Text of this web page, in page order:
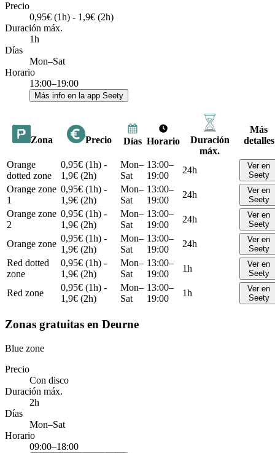
Precio
0,95€ (1h) - 1,9€ (2h)
Duración máx.
1h
Días
Mon–Sat
Horario
13:00–19:00
Más info en la app Seety
Zona Precio Días Horario
Duración
máx.
Más
detalles
Orange
dotted zone
0,95€ (1h) -
1,9€ (2h)
Mon–
Sat
13:00–
19:00
24h
Ver en
Seety
Orange zone
1
0,95€ (1h) -
1,9€ (2h)
Mon–
Sat
13:00–
19:00
24h
Ver en
Seety
Orange zone
2
0,95€ (1h) -
1,9€ (2h)
Mon–
Sat
13:00–
19:00
24h
Ver en
Seety
Orange zone
0,95€ (1h) -
1,9€ (2h)
Mon–
Sat
13:00–
19:00
24h
Ver en
Seety
Red dotted
zone
0,95€ (1h) -
1,9€ (2h)
Mon–
Sat
13:00–
19:00
1h
Ver en
Seety
Red zone
0,95€ (1h) -
1,9€ (2h)
Mon–
Sat
13:00–
19:00
1h
Ver en
Seety
Zonas gratuitas en Deurne
Blue zone
Precio
Con disco
Duración máx.
2h
Días
Mon–Sat
Horario
09:00–18:00